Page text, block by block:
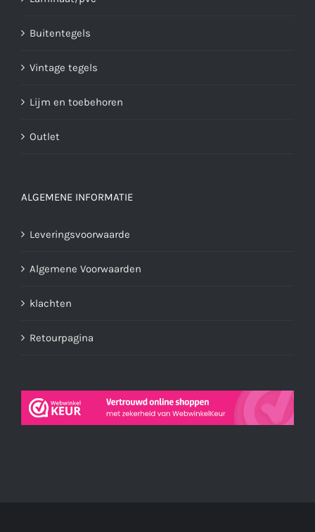
Buitentegels
Vintage tegels
Lijm en toebehoren
Outlet
ALGEMENE INFORMATIE
Leveringsvoorwaarde
Algemene Voorwaarden
klachten
Retourpagina